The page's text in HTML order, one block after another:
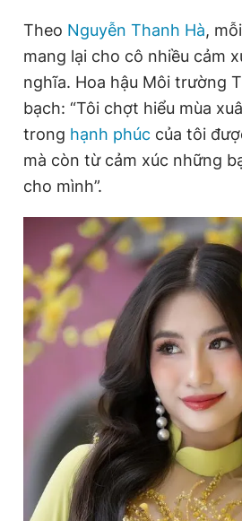
Phó tổng biên tập: Lâm Hiếu Dũng
Phó tổng biên tập: Trần Việt Hưng
Tổng thư ký tòa soạn: Đức Trung
Giấy phép xuất bản số 110/GP -
© 2003-2026 Bản quyền thuộc về Báo
chép dưới mọi hình thức nếu không có
bản. Phát triển bởi ePi Technologies,
Theo Nguyễn Thanh Hà,
mang lại cho cô nhiều cảm
nghĩa. Hoa hậu Môi trường
bạch: “Tôi chợt hiểu mùa
trong hạnh phúc của tôi
mà còn từ cảm xúc những
cho mình”.